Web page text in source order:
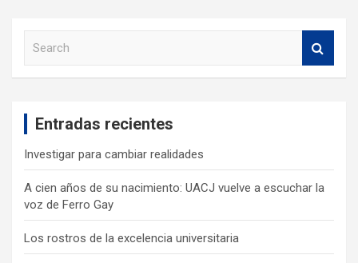
Entradas recientes
Investigar para cambiar realidades
A cien años de su nacimiento: UACJ vuelve a escuchar la
voz de Ferro Gay
Los rostros de la excelencia universitaria